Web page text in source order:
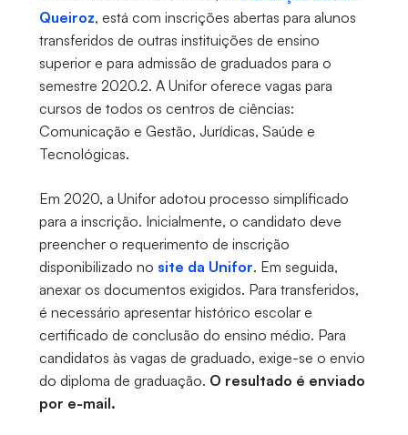
Queiroz, está com inscrições abertas para alunos
transferidos de outras instituições de ensino
superior e para admissão de graduados para o
semestre 2020.2. A Unifor oferece vagas para
cursos de todos os centros de ciências:
Comunicação e Gestão, Jurídicas, Saúde e
Tecnológicas.
Em 2020, a Unifor adotou processo simplificado
para a inscrição. Inicialmente, o candidato deve
preencher o requerimento de inscrição
disponibilizado no site da Unifor. Em seguida,
anexar os documentos exigidos. Para transferidos,
é necessário apresentar histórico escolar e
certificado de conclusão do ensino médio. Para
candidatos às vagas de graduado, exige-se o envio
do diploma de graduação. O resultado é enviado
por e-mail.